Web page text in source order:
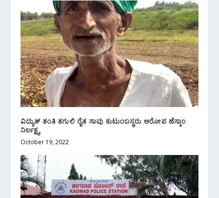
ವಿದ್ಯುತ್ ತಂತಿ ತಗುಲಿ ರೈತ ಸಾವು ಕುಟುಂಬಸ್ಥರು ಆರೋಪ ಹೆಸ್ಕಾಂ
ನಿರ್ಲಕ್ಷ್ಯ
October 19, 2022